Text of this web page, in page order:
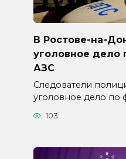
В Ростове-на-
уголовное дело
АЗС
Следователи
уголовное дело по
103